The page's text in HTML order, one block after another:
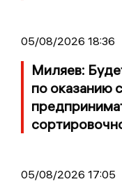
05/08/2026 18:36
Миляев:
по оказанию
05/08/2026 17:05